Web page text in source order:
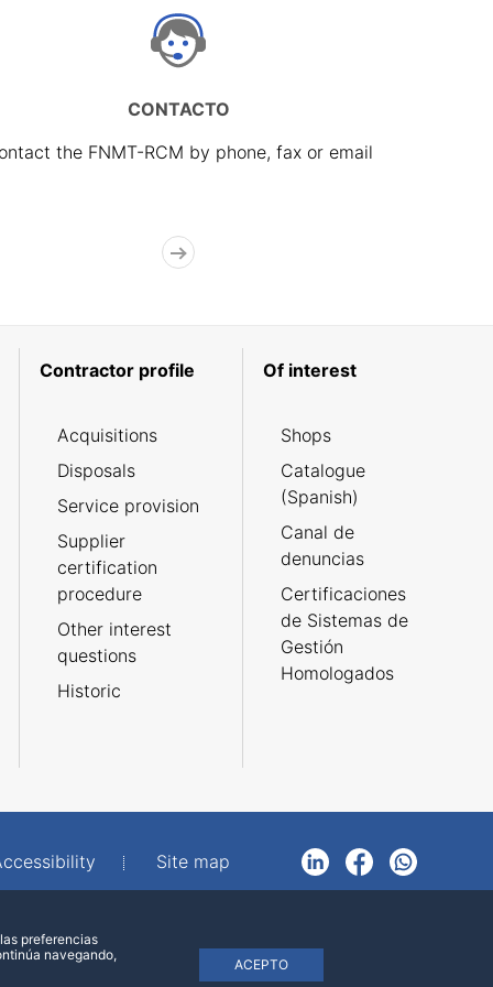
CONTACTO
the FNMT-RCM by phone, fax or email
Contractor profile
Acquisitions
Disposals
Service provision
Supplier
certification
procedure
Other interest
questions
Historic
Of interest
Shops
Catalogue
(Spanish)
Canal de
denuncias
Certificaciones
de Sistemas de
Gestión
Homologados
Site map
LinkedInFacebookWhatsApp
preferencias
navegando,
ACEPTO